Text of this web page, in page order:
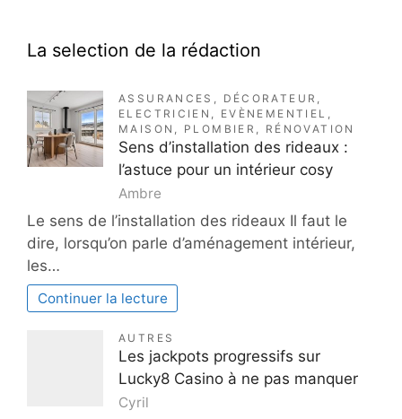
La selection de la rédaction
ASSURANCES , DÉCORATEUR ,
ELECTRICIEN , EVÈNEMENTIEL ,
MAISON , PLOMBIER , RÉNOVATION
Sens d’installation des rideaux :
l’astuce pour un intérieur cosy
Ambre
Le sens de l’installation des rideaux Il faut le
dire, lorsqu’on parle d’aménagement intérieur,
les…
Continuer la lecture
AUTRES
Les jackpots progressifs sur
Lucky8 Casino à ne pas manquer
Cyril